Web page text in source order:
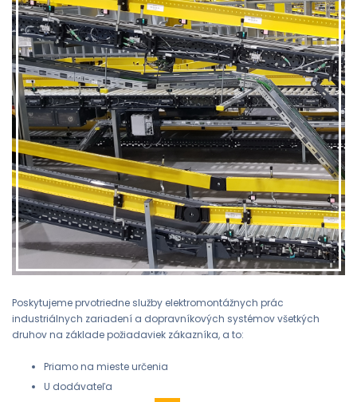
Poskytujeme prvotriedne služby elektromontážnych prác
industriálnych zariadení a dopravníkových systémov všetkých
druhov na základe požiadaviek zákazníka, a to:
Priamo na mieste určenia
U dodávateľa